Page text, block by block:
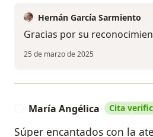
Hernán García Sarmiento
Gracias por su
25 de marzo de 2025
María Angélica Cita
Súper encantados con la